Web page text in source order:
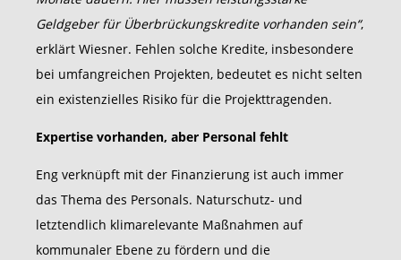
Geldgeber für Überbrückungskredite vorhanden sein“,
erklärt Wiesner. Fehlen solche Kredite, insbesondere
bei umfangreichen Projekten, bedeutet es nicht selten
ein existenzielles Risiko für die Projekttragenden.
Expertise vorhanden, aber Personal fehlt
Eng verknüpft mit der Finanzierung ist auch immer
das Thema des Personals. Naturschutz- und
letztendlich klimarelevante Maßnahmen auf
kommunaler Ebene zu fördern und die